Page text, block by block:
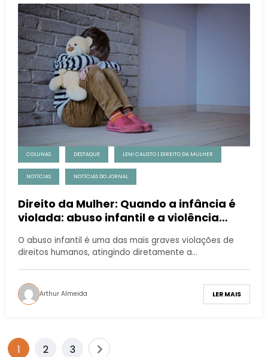
COLUNAS DESTAQUE LENI CALISTO | DIREITO DA MULHER
NOTÍCIAS NOTÍCIAS DO JORNAL
Direito da Mulher: Quando a infância é
violada: abuso infantil e a violência
O abuso infantil é uma das mais graves violações de
direitos humanos, atingindo diretamente a…
Arthur Almeida LER MAIS
1 2 3